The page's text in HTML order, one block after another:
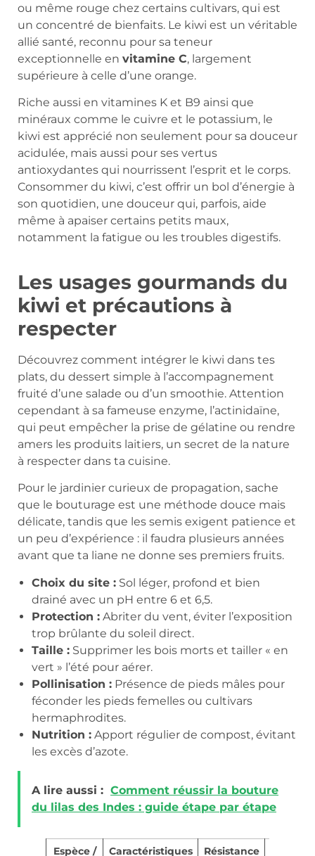
ou même rouge chez certains cultivars, qui est
un concentré de bienfaits. Le kiwi est un véritable
allié santé, reconnu pour sa teneur
exceptionnelle en vitamine C, largement
supérieure à celle d’une orange.
Riche aussi en vitamines K et B9 ainsi que
minéraux comme le cuivre et le potassium, le
kiwi est apprécié non seulement pour sa douceur
acidulée, mais aussi pour ses vertus
antioxydantes qui nourrissent l’esprit et le corps.
Consommer du kiwi, c’est offrir un bol d’énergie à
son quotidien, une douceur qui, parfois, aide
même à apaiser certains petits maux,
notamment la fatigue ou les troubles digestifs.
Les usages gourmands du
kiwi et précautions à
respecter
Découvrez comment intégrer le kiwi dans tes
plats, du dessert simple à l’accompagnement
fruité d’une salade ou d’un smoothie. Attention
cependant à sa fameuse enzyme, l’actinidaïne,
qui peut empêcher la prise de gélatine ou rendre
amers les produits laitiers, un secret de la nature
à respecter dans ta cuisine.
Pour le jardinier curieux de propagation, sache
que le bouturage est une méthode douce mais
délicate, tandis que les semis exigent patience et
un peu d’expérience : il faudra plusieurs années
avant que ta liane ne donne ses premiers fruits.
Choix du site : Sol léger, profond et bien
drainé avec un pH entre 6 et 6,5.
Protection : Abriter du vent, éviter l’exposition
trop brûlante du soleil direct.
Taille : Supprimer les bois morts et tailler « en
vert » l’été pour aérer.
Pollinisation : Présence de pieds mâles pour
féconder les pieds femelles ou cultivars
hermaphrodites.
Nutrition : Apport régulier de compost, évitant
les excès d’azote.
A lire aussi : Comment réussir la bouture
du lilas des Indes : guide étape par étape
Espèce / Caractéristiques Résistance